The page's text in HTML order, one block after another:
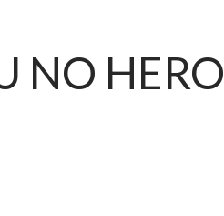
NO HERO